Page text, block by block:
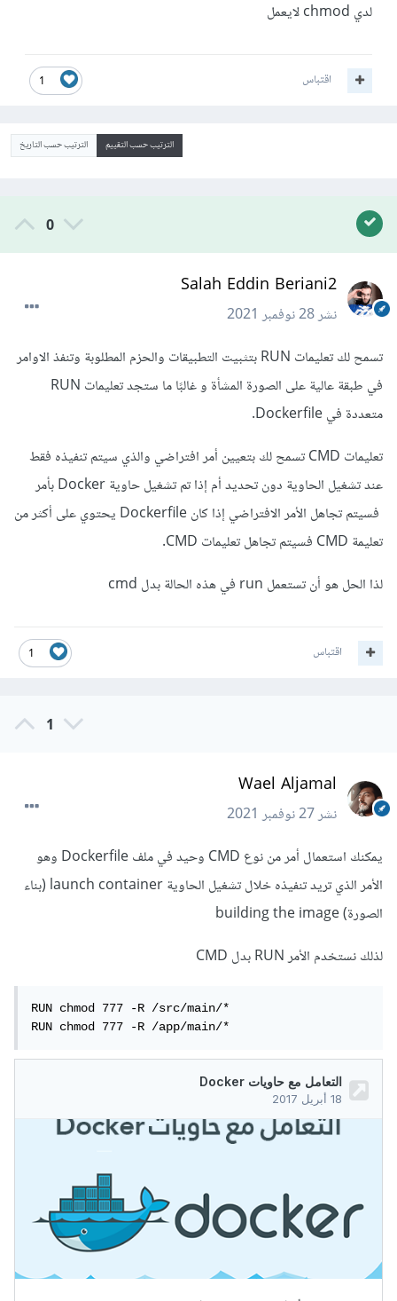
لدي chmod لايعمل
1 اقتباس
الترتيب حسب التقييم الترتيب حسب التاريخ
0
Salah Eddin Beriani2
نشر28 نوفمبر 2021
تسمح لك تعليمات RUN بتثبيت التطبيقات والحزم المطلوبة وتنفذ الاوامر
في طبقة عالية على الصورة المشأة و غالبًا ما ستجد تعليمات RUN
متعددة في Dockerfile.
تعليمات CMD تسمح لك بتعيين أمر افتراضي والذي سيتم تنفيذه فقط
عند تشغيل الحاوية دون تحديد أم إذا تم تشغيل حاوية Docker بأمر
فسيتم تجاهل الأمر الافتراضي إذا كان Dockerfile يحتوي على أكثر من
تعليمة CMD فسيتم تجاهل تعليمات CMD.
لذا الحل هو أن تستعمل run في هذه الحالة بدل cmd
1 اقتباس
1
Wael Aljamal
نشر27 نوفمبر 2021
يمكنك استعمال أمر من نوع CMD وحيد في ملف Dockerfile وهو
الأمر الذي تريد تنفيذه خلال تشغيل الحاوية launch container (بناء
الصورة) building the image
لذلك نستخدم الأمر RUN بدل CMD
RUN chmod 777 -R /src/main/*
RUN chmod 777 -R /app/main/*